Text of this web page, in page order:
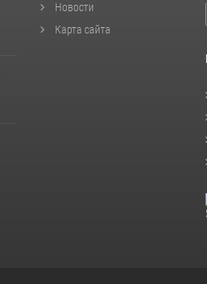
Новости
Карта сайта